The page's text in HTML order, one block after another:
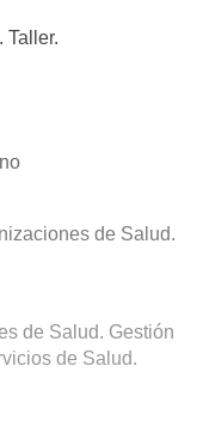
Taller.
de Salud.
de Salud. Gestión
de Salud.